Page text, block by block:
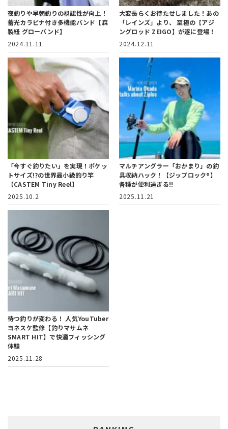
夜釣りや早朝釣りの視認性が向上！
蓄光カラビナ付き多機能バンド【森
製紐 グローバンド】
2024.11.11
大変長らくお待たせしました！あの
「レインズ」より、至極の【アジ
ングロッド ZEIGO】が遂に登場！
2024.12.11
「今すぐ釣りたい」を実現！ ポケッ
トサイズ!?の世界最小級釣り竿
【CASTEM Tiny Reel】
2025.10.2
マルチアングラー「おかまり」の釣
具収納ハック！
【ジップロック®】
各種が便利過ぎる!!
2025.11.21
待つ釣りが変わる！ 人気YouTuber
ヨネスケ監修【釣りマサムネ
SMART HIT】で快適フィッシング
体験
2025.11.28